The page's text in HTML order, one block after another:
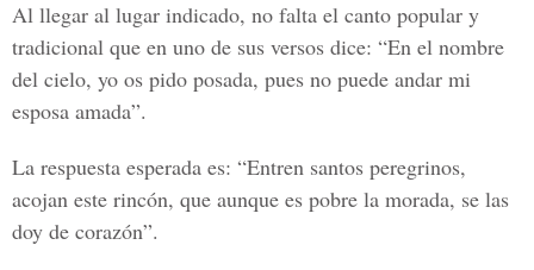
Al llegar al lugar indicado, no falta el canto popular y
tradicional que en uno de sus versos dice: “En el nombre
del cielo, yo os pido posada, pues no puede andar mi
esposa amada”.
La respuesta esperada es: “Entren santos peregrinos,
acojan este rincón, que aunque es pobre la morada, se las
doy de corazón”.